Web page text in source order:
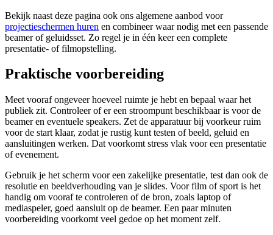
Bekijk naast deze pagina ook ons algemene aanbod voor
projectieschermen huren en combineer waar nodig met een passende
beamer of geluidsset. Zo regel je in één keer een complete
presentatie- of filmopstelling.
Praktische voorbereiding
Meet vooraf ongeveer hoeveel ruimte je hebt en bepaal waar het
publiek zit. Controleer of er een stroompunt beschikbaar is voor de
beamer en eventuele speakers. Zet de apparatuur bij voorkeur ruim
voor de start klaar, zodat je rustig kunt testen of beeld, geluid en
aansluitingen werken. Dat voorkomt stress vlak voor een presentatie
of evenement.
Gebruik je het scherm voor een zakelijke presentatie, test dan ook de
resolutie en beeldverhouding van je slides. Voor film of sport is het
handig om vooraf te controleren of de bron, zoals laptop of
mediaspeler, goed aansluit op de beamer. Een paar minuten
voorbereiding voorkomt veel gedoe op het moment zelf.